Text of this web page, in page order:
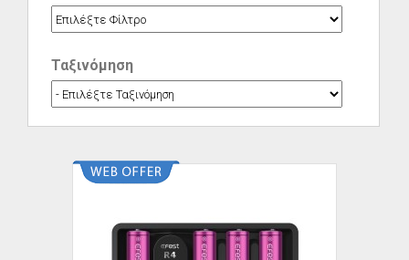
Ταξινόμηση